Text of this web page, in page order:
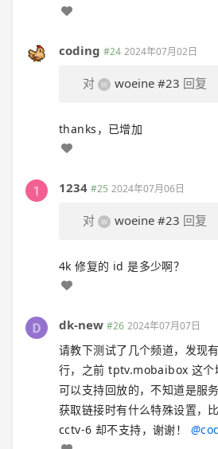
coding #24 2024年07月02日
对 woeine #23 回复
thanks，已增加
1234 #25 2024年07月06日
对 woeine #23 回复
4k 修复的 id 是多少啊？
dk-new #26 2024年07月07日
请教下测试了几个频道，发现
行，之前 tptv.mobaibox 这个
可以支持回放的，不知道是服
获取链接时有什么特殊设置，
cctv-6 却不支持，谢谢！ @